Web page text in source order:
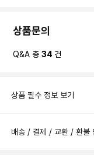
상품문의
Q&A 총 34 건
상품 필수 정보 보기
배송 / 결제 / 교환 / 환불